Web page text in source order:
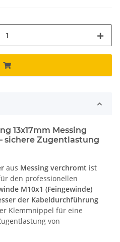
13x17mm Messing
sichere Zugentlastung
aus Messing verchromt ist
den professionellen
M10x1 (Feingewinde)
der Kabeldurchführung
Klemmnippel für eine
von